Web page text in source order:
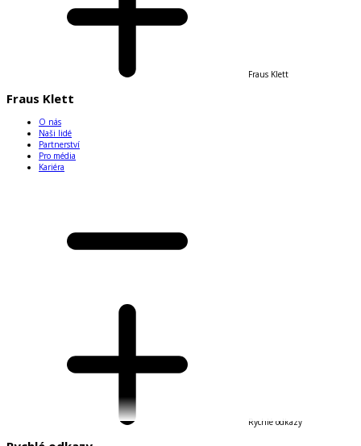
Fraus Klett
Fraus Klett
O nás
Naši lidé
Partnerství
Pro média
Kariéra
Rychlé odkazy